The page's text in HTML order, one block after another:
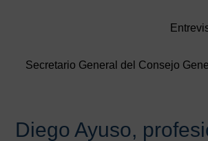
Secretario General del Consejo
Diego Ayuso,